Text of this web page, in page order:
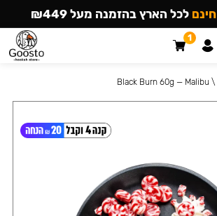
\
Black Burn 60g — Malibu
חינם לכל הארץ בהזמנה מעל ₪449
1